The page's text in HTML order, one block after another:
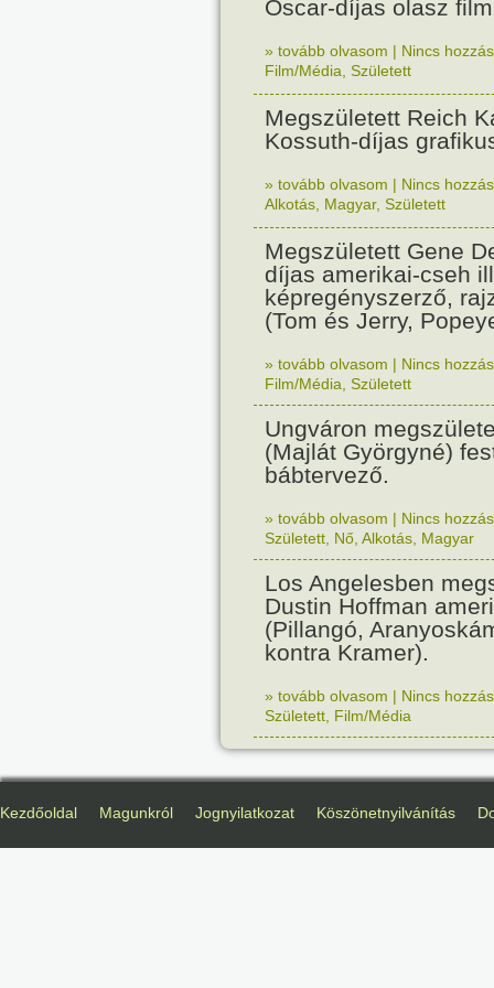
Oscar-díjas olasz
» tovább olvasom | Nincs
Film/Média Született
Megszületett Reich
Kossuth-díjas
» tovább olvasom | Nincs
Alkotás Magyar, Született
Megszületett Gene
díjas amerikai-cseh
képregényszerző,
(Tom és Jerry,
» tovább olvasom | Nincs
Film/Média Született
Ungváron
(Majlát Györgyné)
bábtervező.
» tovább olvasom | Nincs
Született Nő Alkotás Magyar
Los Angelesben
Dustin Hoffman
(Pillangó,
kontra Kramer).
» tovább olvasom | Nincs
Született Film/Média
Kezdőoldal Magunkról Jognyilatkozat Köszönetnyilvánítás